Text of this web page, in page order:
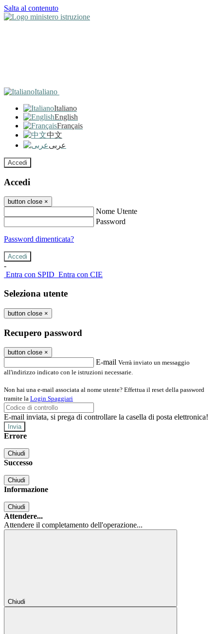
Salta al contenuto
Italiano
Italiano
English
Français
中文
عربى
Accedi
Accedi
button close ×
Nome Utente
Password
Password dimenticata?
-
Entra con SPID Entra con CIE
Seleziona utente
button close ×
Recupero password
button close ×
E-mail Verrà inviato un messaggio
all'indirizzo indicato con le istruzioni necessarie.
Non hai una e-mail associata al nome utente? Effettua il reset della password
tramite la Login Spaggiari
E-mail inviata, si prega di controllare la casella di posta elettronica!
Errore
Chiudi
Successo
Chiudi
Informazione
Chiudi
Attendere...
Attendere il completamento dell'operazione...
Chiudi